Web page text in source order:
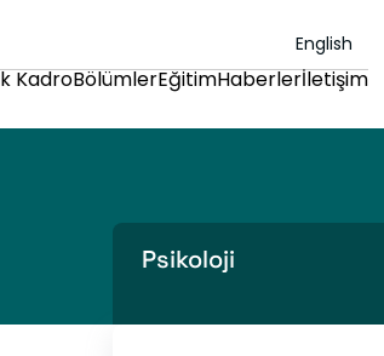
English
KadroBölümlerEğitimHaberlerİletişim
Psikoloji